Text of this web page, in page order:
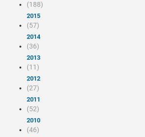
(188)
2015
(57)
2014
(36)
2013
(11)
2012
(27)
2011
(52)
2010
(46)